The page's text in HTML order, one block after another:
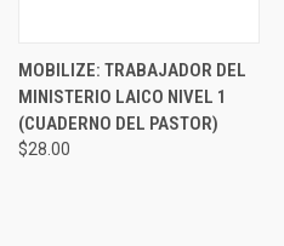
MOBILIZE: TRABAJADOR DEL
MINISTERIO LAICO NIVEL 1
(CUADERNO DEL PASTOR)
$28.00